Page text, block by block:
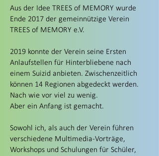
Aus der Idee TREES of MEMORY wurde
Ende 2017 der gemeinnützige Verein
TREES of MEMORY e.V.
2019 konnte der Verein seine Ersten
Anlaufstellen für Hinterbliebene nach
einem Suizid anbieten. Zwischenzeitlich
können 14 Regionen abgedeckt werden.
Nach wie vor viel zu wenig.
Aber ein Anfang ist gemacht.
Sowohl ich, als auch der Verein führen
verschiedene Multimedia-Vorträge,
Workshops und Schulungen für Schüler,